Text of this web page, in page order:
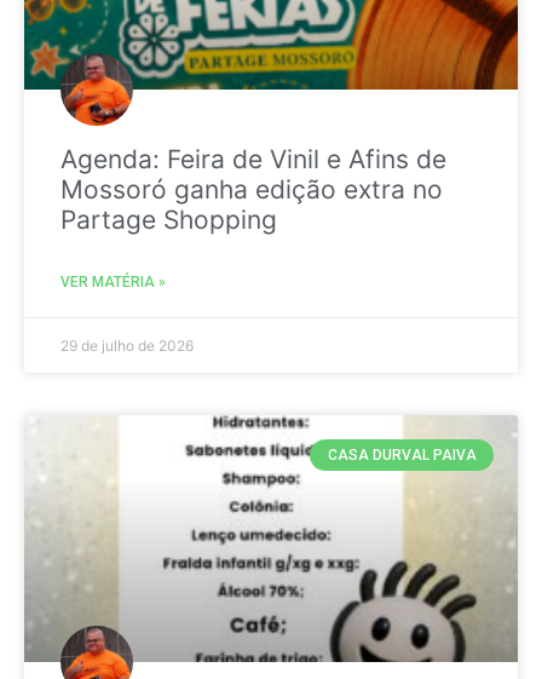
Agenda: Feira de Vinil e Afins de
Mossoró ganha edição extra no
Partage Shopping
VER MATÉRIA »
29 de julho de 2026
CASA DURVAL PAIVA